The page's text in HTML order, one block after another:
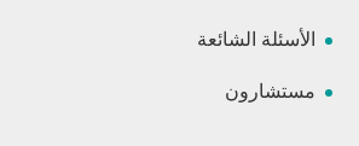
الأسئلة الشائعة
مستشارون